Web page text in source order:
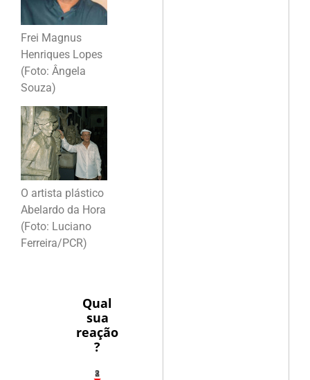
Frei Magnus
Henriques Lopes
(Foto: Ângela
Souza)
O artista plástico
Abelardo da Hora
(Foto: Luciano
Ferreira/PCR)
Qual
sua
reação
?
1
2
8